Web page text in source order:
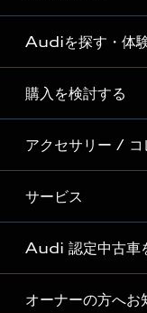
Audi ブランド
Story of Progress
Audi Sport
Formula 1®
デジタルサービス
Audiを探す・体
ディーラー検索
新車在庫検索
試乗車・展示車検索
見積り依頼
試乗予約
購入を検討する
モデル一覧
特別仕様モデル / 限
e-tronラインアップ
価格シミュレーショ
車両比較
アクセサリー / コ
純正アクセサリー
オンラインショップ
Audi collection
サービス
サービス入庫予約
サービスプログラム
Audi 認定中古車
Audi認定中古車
オーナーの方へお